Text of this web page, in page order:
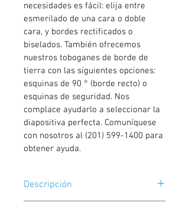
necesidades es fácil: elija entre
esmerilado de una cara o doble
cara, y bordes rectificados o
biselados. También ofrecemos
nuestros toboganes de borde de
tierra con las siguientes opciones:
esquinas de 90 ° (borde recto) o
esquinas de seguridad. Nos
complace ayudarlo a seleccionar la
diapositiva perfecta. Comuníquese
con nosotros al (201) 599-1400 para
obtener ayuda.
Descripción